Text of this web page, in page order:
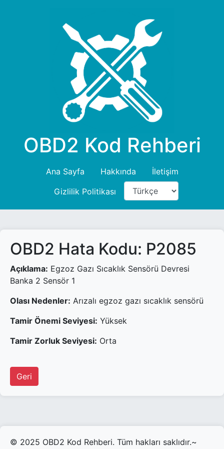
OBD2 Kod Rehberi
Ana Sayfa Hakkında
İletişim
Gizlilik Politikası
OBD2 Hata Kodu: P2085
Açıklama: Egzoz Gazı Sıcaklık Sensörü Devresi
Banka 2 Sensör 1
Olası Nedenler: Arızalı egzoz gazı sıcaklık sensörü
Tamir Önemi Seviyesi: Yüksek
Tamir Zorluk Seviyesi: Orta
Geri
© 2025 OBD2 Kod Rehberi. Tüm hakları saklıdır.~